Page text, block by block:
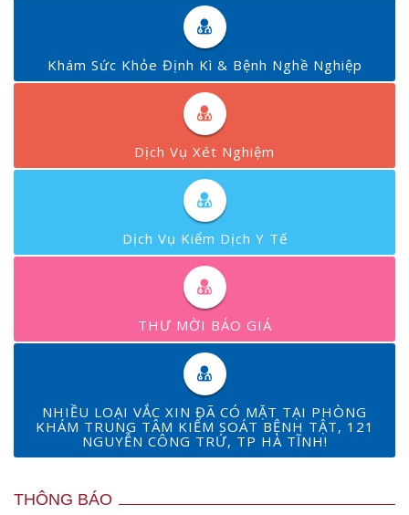
Khám Sức Khỏe Định Kì & Bệnh Nghề Nghiệp
Dịch Vụ Xét Nghiệm
Dịch Vụ Kiểm Dịch Y Tế
THƯ MỜI BÁO GIÁ
NHIỀU LOẠI VẮC XIN ĐÃ CÓ MẶT TẠI PHÒNG
KHÁM TRUNG TÂM KIỂM SOÁT BỆNH TẬT, 121
NGUYỄN CÔNG TRỨ, TP HÀ TĨNH!
THÔNG BÁO